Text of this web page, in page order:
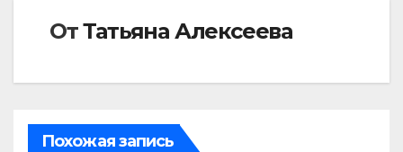
ОтТатьяна Алексеева
Похожая запись